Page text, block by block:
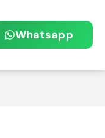
Whatsapp